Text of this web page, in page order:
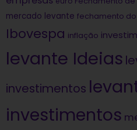
mercado levante fechamento
Ibovespa inflação
levante Ideias
investimentos
investimentos